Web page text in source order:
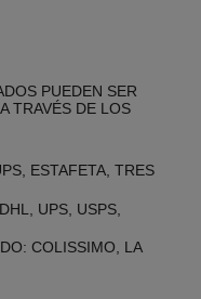
PUEDEN SER
TRAVÉS DE LOS
ESTAFETA, TRES
UPS, USPS,
COLISSIMO, LA